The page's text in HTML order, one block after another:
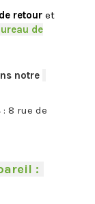
retour et
de
notre
: 8 rue de
: